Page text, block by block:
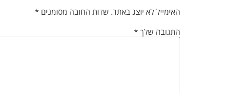
האימייל לא יוצג באתר. שדות החובה מסומנים *
התגובה שלך *